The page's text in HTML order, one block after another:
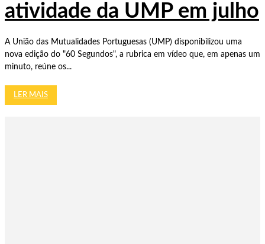
atividade da UMP em julho
A União das Mutualidades Portuguesas (UMP) disponibilizou uma
nova edição do "60 Segundos", a rubrica em vídeo que, em apenas um
minuto, reúne os...
LER MAIS